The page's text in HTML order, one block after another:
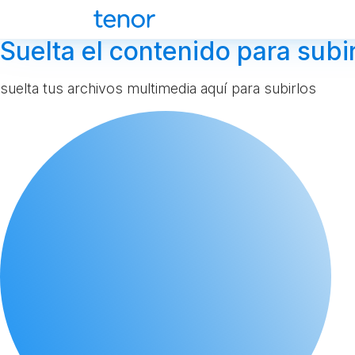
Suelta el contenido para
suelta tus archivos multimedia aquí para subirlos